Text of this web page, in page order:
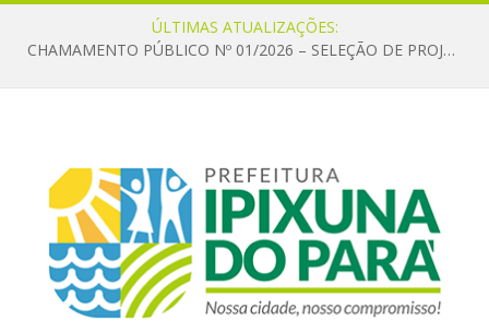
ÚLTIMAS ATUALIZAÇÕES:
CHAMAMENTO PÚBLICO Nº 01/2026 – SELEÇÃO DE PROJETOS PARA FIRMAR TERMO DE EXECUÇÃO CULTURAL COM RECURSOS DA POLÍTICA NACIONAL ALDIR BLANC DE FOMENTO À CULTURA – PNAB (LEI Nº 14.399/2022)